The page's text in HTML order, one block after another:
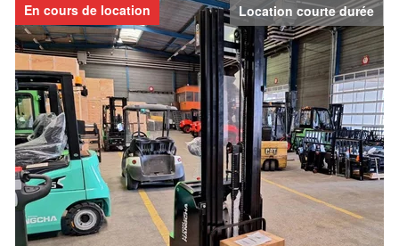
Location courte durée
En cours de location